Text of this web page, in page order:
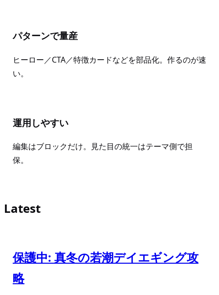
パターンで量産
ヒーロー／CTA／特徴カードなどを部品化。作るのが速
い。
運用しやすい
編集はブロックだけ。見た目の統一はテーマ側で担
保。
Latest
保護中: 真冬の若潮デイエギング攻
略